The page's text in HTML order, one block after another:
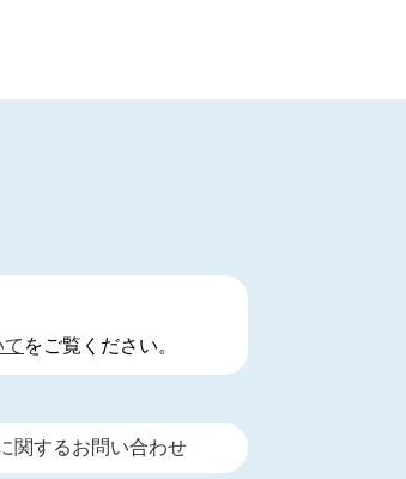
をご覧ください。
関するお問い合わせ